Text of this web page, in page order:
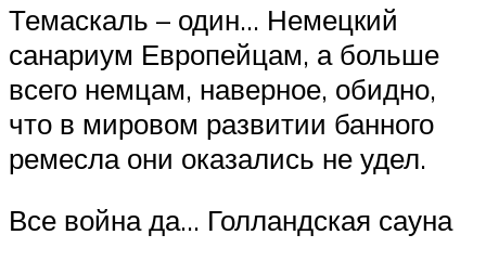
Темаскаль – один… Немецкий
санариум Европейцам, а больше
всего немцам, наверное, обидно,
что в мировом развитии банного
ремесла они оказались не удел.
Все война да… Голландская сауна